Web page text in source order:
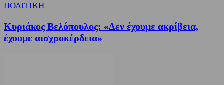
ΠΟΛΙΤΙΚΗ
Κυριάκος Βελόπουλος: «Δεν έχουμε ακρίβεια,
έχουμε αισχροκέρδεια»